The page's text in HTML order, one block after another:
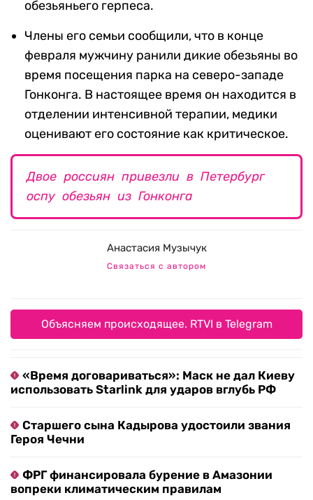
обезьяньего герпеса.
Члены его семьи сообщили, что в конце
февраля мужчину ранили дикие обезьяны во
время посещения парка на северо-западе
Гонконга. В настоящее время он находится в
отделении интенсивной терапии, медики
оценивают его состояние как критическое.
Двое россиян привезли в Петербург
оспу обезьян из Гонконга
Анастасия Музычук
Связаться с автором
Объясняем происходящее. RTVI в Telegram
«Время договариваться»: Маск не дал Киеву
использовать Starlink для ударов вглубь РФ
Старшего сына Кадырова удостоили звания
Героя Чечни
ФРГ финансировала бурение в Амазонии
вопреки климатическим правилам